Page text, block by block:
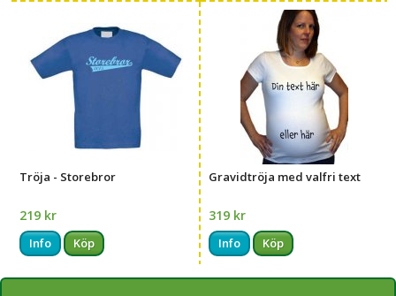
Tröja - Storebror
219 kr
Info Köp
Gravidtröja med valfri text
319 kr
Info Köp